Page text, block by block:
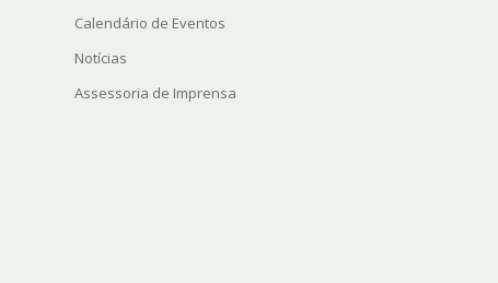
Calendário de Eventos
Notícias
Assessoria de Imprensa